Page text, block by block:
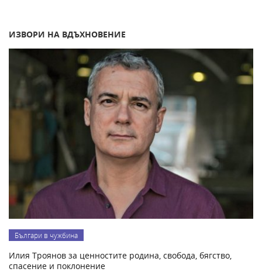
ИЗВОРИ НА ВДЪХНОВЕНИЕ
Българи в чужбина
Илия Троянов за ценностите родина, свобода, бягство,
спасение и поклонение